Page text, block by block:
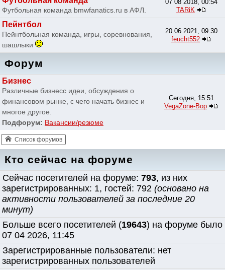
Кто сейчас на форуме
Сейчас посетителей на форуме: 793, из них
зарегистрированных: 1, гостей: 792 (основано на
активности пользователей за последние 20
минут)
Больше всего посетителей (19643) на форуме было
07 04 2026, 11:45
Зарегистрированные пользователи: нет
зарегистрированных пользователей
Футбольная команда bmwfanatics.ru в АФЛ.
07 08 2018, 00:54
TARiK
Пейнтбол
Пейнтбольная команда, игры, соревнования,
шашлыки
20 06 2021, 09:30
feucht552
Форум
Бизнес
Различные бизнесс идеи, обсуждения о
финансовом рынке, с чего начать бизнес и
многое другое.
Подфорум: Вакансии/резюме
Сегодня, 15:51
VegaZone-Bop
Список форумов